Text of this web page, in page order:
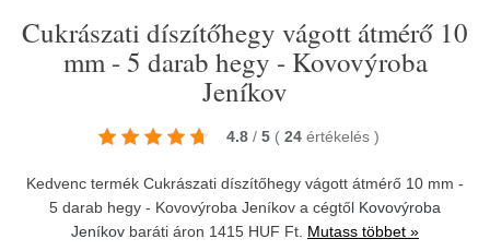
Cukrászati díszítőhegy vágott átmérő 10
mm - 5 darab hegy - Kovovýroba
Jeníkov
4.8 / 5 ( 24 értékelés )
Kedvenc termék Cukrászati díszítőhegy vágott átmérő 10 mm -
5 darab hegy - Kovovýroba Jeníkov a cégtől Kovovýroba
Jeníkov baráti áron 1415 HUF Ft. Mutass többet »